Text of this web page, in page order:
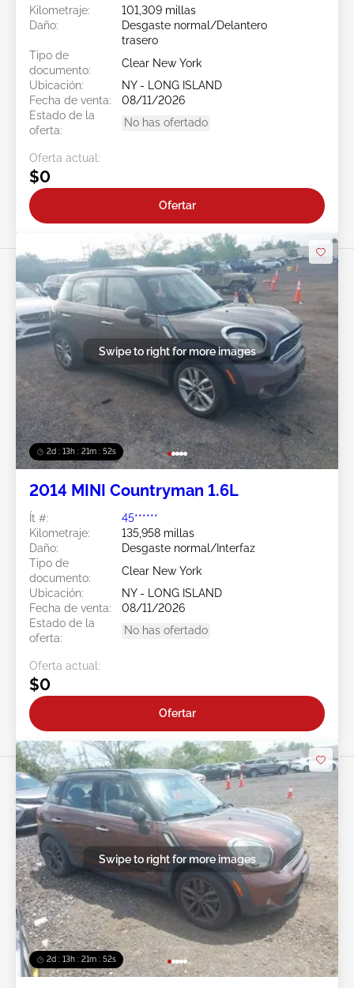
Kilometraje:
101,309 millas
Daño:
Desgaste normal/Delantero
trasero
Tipo de
documento:
Clear New York
Ubicación:
NY - LONG ISLAND
Fecha de venta:
08/11/2026
Estado de la
oferta:
No has ofertado
Oferta actual:
$0
Ofertar
2d : 13h : 21m : 49s
Swipe to right for more images
2014 MINI Countryman 1.6L
Ít #:
45******
Kilometraje:
135,958 millas
Daño:
Desgaste normal/Interfaz
Tipo de
documento:
Clear New York
Ubicación:
NY - LONG ISLAND
Fecha de venta:
08/11/2026
Estado de la
oferta:
No has ofertado
Oferta actual:
$0
Ofertar
2d : 13h : 21m : 49s
Swipe to right for more images